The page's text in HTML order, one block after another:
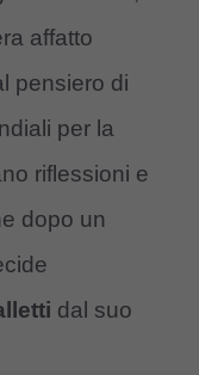
affatto
pensiero di
per la
riflessioni e
dopo un
dal suo